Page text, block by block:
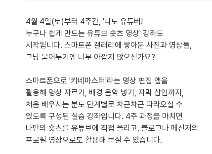
4월 4일(토)부터 4주간, '나도 유튜버!
누구나 쉽게 만드는 유튜브 숏츠 영상' 강좌도
시작됩니다. 스마트폰 갤러리에 쌓아둔 사진과 영상들,
그냥 묻어두기엔 너무 아깝지 않으신가요?
스마트폰으로 '키네마스터'라는 영상 편집 앱을
활용해 영상 자르기, 배경 음악 넣기, 자막 삽입까지,
처음 배우시는 분도 단계별로 차근차근 따라오실 수
있도록 구성된 실습 강좌입니다. 4주 과정을 마치면
나만의 숏츠를 유튜브에 직접 올리고, 블로그나 메신저의
프로필 영상으로도 활용해 보실 수 있습니다.